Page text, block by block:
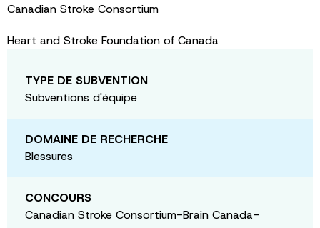
Canadian Stroke Consortium
Heart and Stroke Foundation of Canada
TYPE DE SUBVENTION
Subventions d'équipe
DOMAINE DE RECHERCHE
Blessures
CONCOURS
Canadian Stroke Consortium-Brain Canada-